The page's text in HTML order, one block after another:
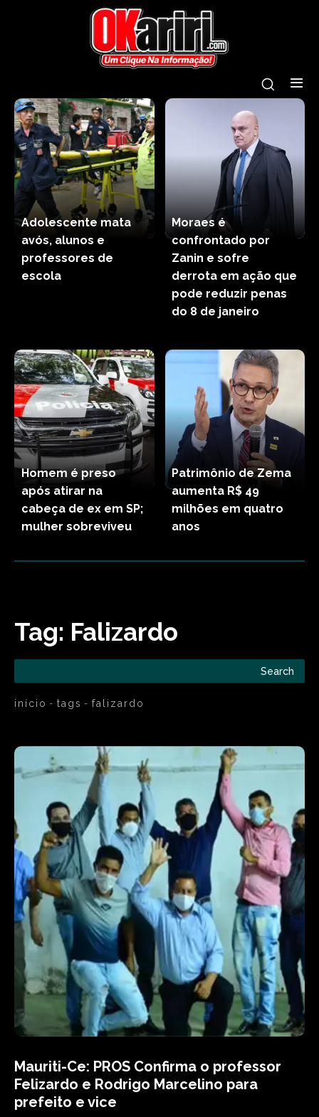
Adolescente mata
avós, alunos e
professores de
escola
Moraes é
confrontado por
Zanin e sofre
derrota em ação que
pode reduzir penas
do 8 de janeiro
Homem é preso
após atirar na
cabeça de ex em SP;
mulher sobreviveu
Patrimônio de Zema
aumenta R$ 49
milhões em quatro
anos
Tag: Falizardo
Search
início tags falizardo
Mauriti-Ce: PROS Confirma o professor
Felizardo e Rodrigo Marcelino para
prefeito e vice